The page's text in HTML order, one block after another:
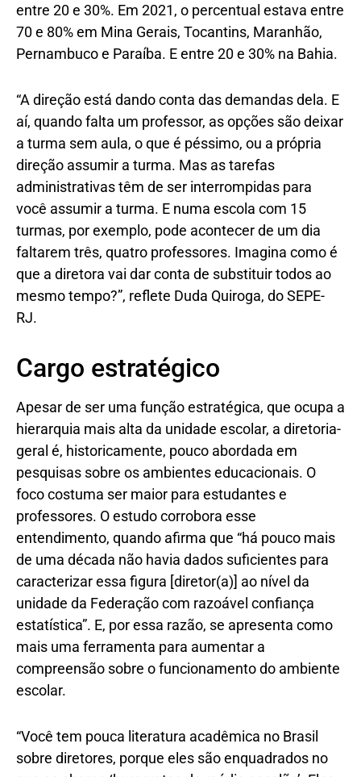
entre 20 e 30%. Em 2021, o percentual estava entre
70 e 80% em Mina Gerais, Tocantins, Maranhão,
Pernambuco e Paraíba. E entre 20 e 30% na Bahia.
“A direção está dando conta das demandas dela. E
aí, quando falta um professor, as opções são deixar
a turma sem aula, o que é péssimo, ou a própria
direção assumir a turma. Mas as tarefas
administrativas têm de ser interrompidas para
você assumir a turma. E numa escola com 15
turmas, por exemplo, pode acontecer de um dia
faltarem três, quatro professores. Imagina como é
que a diretora vai dar conta de substituir todos ao
mesmo tempo?”, reflete Duda Quiroga, do SEPE-
RJ.
Cargo estratégico
Apesar de ser uma função estratégica, que ocupa a
hierarquia mais alta da unidade escolar, a diretoria-
geral é, historicamente, pouco abordada em
pesquisas sobre os ambientes educacionais. O
foco costuma ser maior para estudantes e
professores. O estudo corrobora esse
entendimento, quando afirma que “há pouco mais
de uma década não havia dados suficientes para
caracterizar essa figura [diretor(a)] ao nível da
unidade da Federação com razoável confiança
estatística”. E, por essa razão, se apresenta como
mais uma ferramenta para aumentar a
compreensão sobre o funcionamento do ambiente
escolar.
“Você tem pouca literatura acadêmica no Brasil
sobre diretores, porque eles são enquadrados no